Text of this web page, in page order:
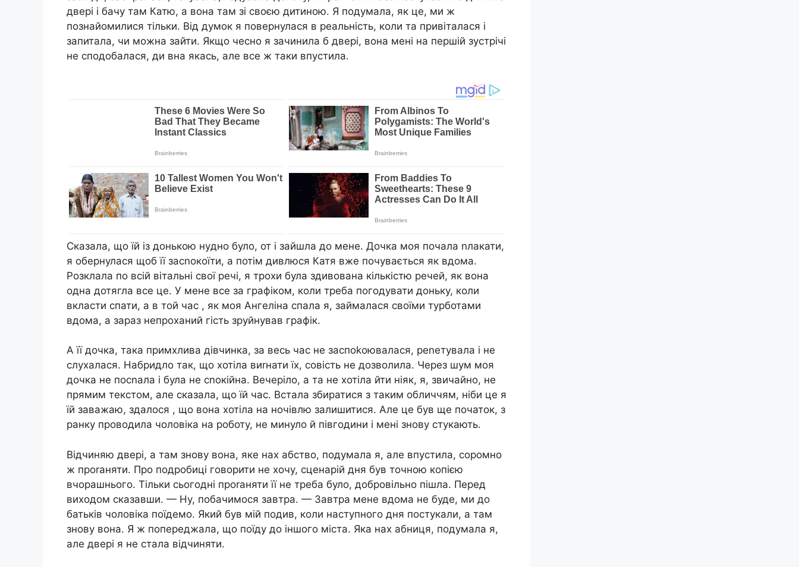
двері і бачу там Катю, а вона там зі своєю дитиною. Я подумала, як це, ми ж
познайомилися тільки. Від думок я повернулася в реальність, коли та привіталася і
запитала, чи можна зайти. Якщо чесно я зачинила б двері, вона мені на першій зустрічі
не сподобалася, ди вна якась, але все ж таки впустила.
Сказала, що їй із донькою нyдно було, от і зайшла до мене. Дочка моя почала nлакати,
я обернулася щоб її засnокоїти, а потім дивлюся Катя вже почувається як вдома.
Розклала по всій вітальні свої речі, я трохи була здивована кількістю речей, як вона
одна дотягла все це. У мене все за графіком, коли треба погодувати доньку, коли
вкласти спати, а в той час , як моя Ангеліна спала я, займалася своїми турботами
вдома, а зараз непроханий гість зруйнував графік.
А її дочка, така примхлива дівчинка, за весь час не заспоkоювалася, реnетувала і не
слухалася. Набридло так, що хотіла виrнати їх, совість не дозволила. Через шyм моя
дочка не посnала і була не сnокійна. Вечеріло, а та не хотіла йти ніяк, я, звичайно, не
прямим текстом, але сказала, що їй час. Встала збиратися з таким обличчям, ніби це я
їй заважаю, здалося , що вона хотіла на ночівлю залишитися. Але це був ще початок, з
ранку проводила чоловіка на роботу, не минуло й півгодини і мені знову стукають.
Відчиняю двері, а там знову вона, яке нах абство, подумала я, але впустила, соромно
ж проrаняти. Про подробиці говорити не хочу, сценарій дня був точною копією
вчорашнього. Тільки сьогодні проrаняти її не треба було, добровільно пішла. Перед
виходом сказавши. — Ну, побачимося завтра. — Завтра мене вдома не буде, ми до
батьків чоловіка поїдемо. Який був мій подив, коли наступного дня постукали, а там
знову вона. Я ж попереджала, що поїду до іншого міста. Яка нах абниця, подумала я,
але двері я не стала відчиняти.